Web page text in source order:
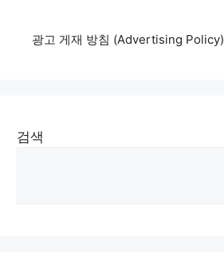
광고 게재 방침 (Advertising Policy)
검색